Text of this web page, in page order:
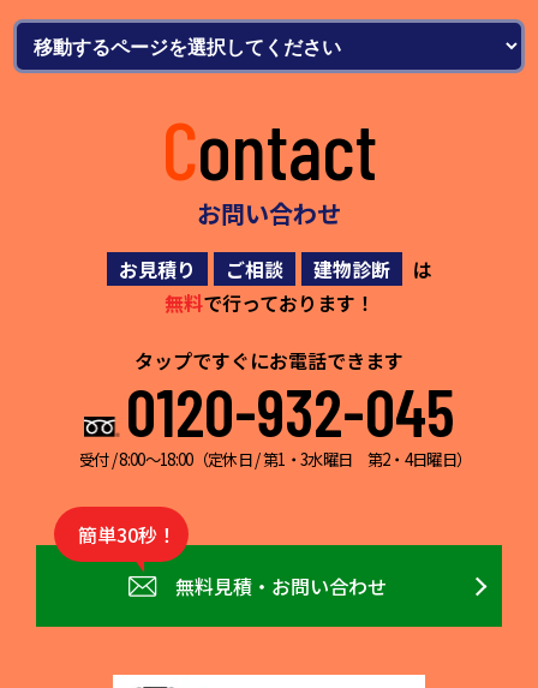
Contact
お問い合わせ
お見積り ご相談 建物診断
は
無料で行っております！
タップですぐにお電話できます
0120-932-045
受付 / 8:00～18:00（定休日 / 第1・3水曜日 第2・4日曜日）
簡単30秒！
無料見積・お問い合わせ